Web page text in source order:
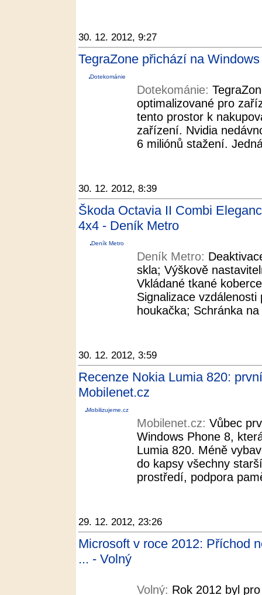
30. 12. 2012, 9:27
TegraZone přichází na
Dotekománie
Dotekománie:
optimalizované pro
tento prostor k
zařízení. Nvidia
6 miliónů stažení.
30. 12. 2012, 8:39
Škoda Octavia II Combi
4x4 - Deník Metro
Deník Metro
Deník Metro:
skla; Výškově
Vkládané tkané
Signalizace
houkačka; Schránka
30. 12. 2012, 3:59
Recenze Nokia Lumia 820:
Mobilenet.cz
Mobilizujeme.cz
Mobilenet.cz: Vůbec
Windows Phone 8,
Lumia 820. Méně
do kapsy všechny
prostředí, podpora
29. 12. 2012, 23:26
Microsoft v roce 2012: Příchod
... - Volný
Volný: Rok 2012 byl